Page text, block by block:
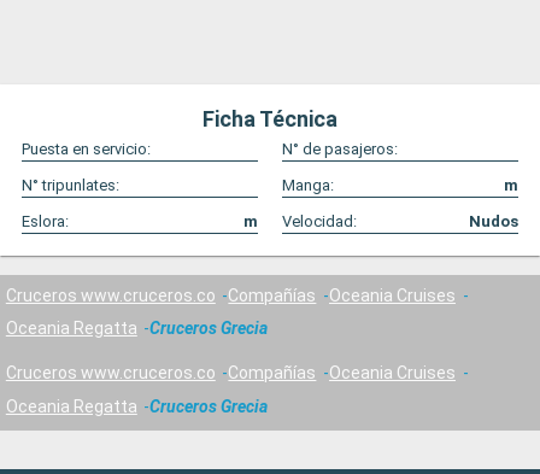
Ficha Técnica
Puesta en servicio:
N° de pasajeros:
N° tripunlates:
Manga:
m
Eslora:
m Velocidad: Nudos
Cruceros www.cruceros.co Compañías
Oceania Cruises
Oceania Regatta
Cruceros Grecia
Cruceros www.cruceros.co Compañías
Oceania Cruises
Oceania Regatta
Cruceros Grecia